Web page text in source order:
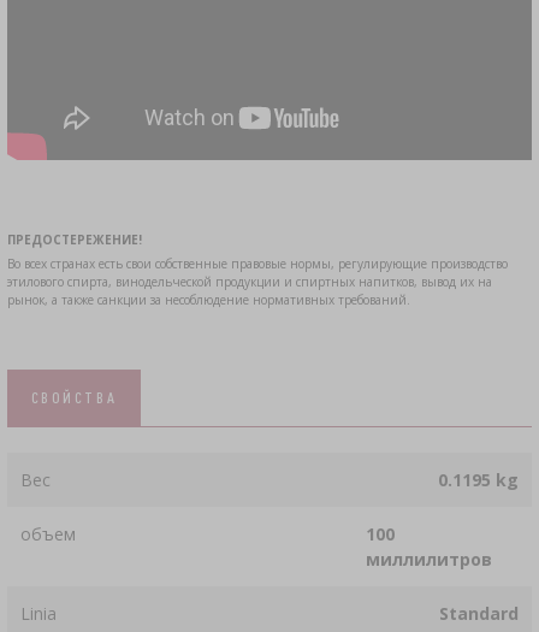
ПРЕДОСТЕРЕЖЕНИЕ!
Во всех странах есть свои собственные правовые нормы, регулирующие производство
этилового спирта, винодельческой продукции и спиртных напитков, вывод их на
рынок, а также санкции за несоблюдение нормативных требований.
СВОЙСТВА
Вес 0.1195 kg
объем
100
миллилитров
Linia Standard